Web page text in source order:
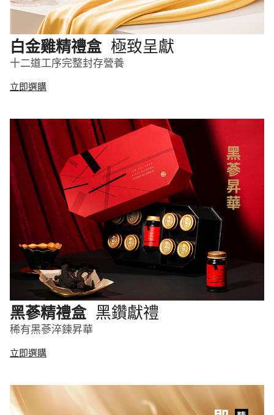
白金雞精禮盒 極致呈獻
十二道工序完整封存營養
立即選購
黑蔘精禮盒 黑鑽獻禮
稀有黑蔘淬鍊昇華
立即選購